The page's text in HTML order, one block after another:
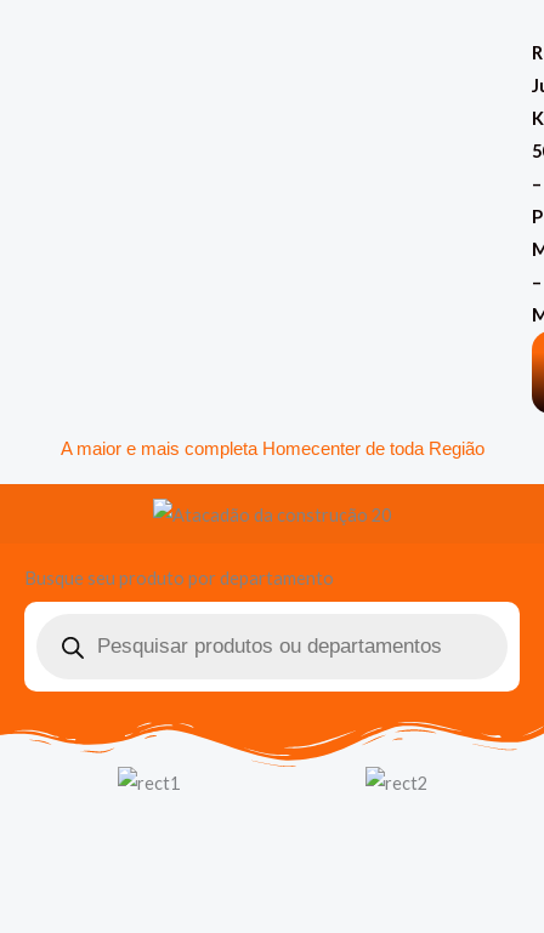
–
–
A maior e mais completa Homecenter de toda Região
Busque seu produto por departamento
Pesquisar